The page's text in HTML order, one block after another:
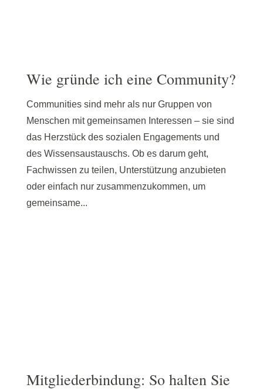
Wie gründe ich eine Community?
Communities sind mehr als nur Gruppen von
Menschen mit gemeinsamen Interessen – sie sind
das Herzstück des sozialen Engagements und
des Wissensaustauschs. Ob es darum geht,
Fachwissen zu teilen, Unterstützung anzubieten
oder einfach nur zusammenzukommen, um
gemeinsame...
Mitgliederbindung: So halten Sie